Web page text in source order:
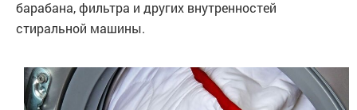
барабана, фильтра и других внутренностей
стиральной машины.